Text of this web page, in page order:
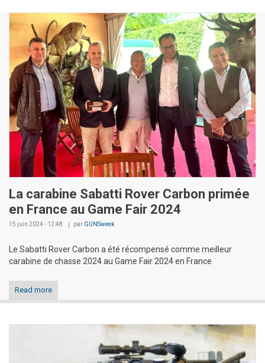
La carabine Sabatti Rover Carbon primée
en France au Game Fair 2024
15 juin 2024 - 12:48 par GUNSweek
Le Sabatti Rover Carbon a été récompensé comme meilleur
carabine de chasse 2024 au Game Fair 2024 en France
Read more